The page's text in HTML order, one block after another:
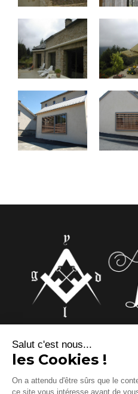
Rieutort
48700
Salut c'est nous...
les Cookies !
On a attendu d'être sûrs que le
ce site vous intéresse avant de